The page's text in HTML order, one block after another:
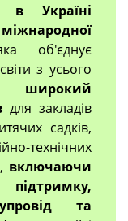
в Україні
об'єднує
з усього
широкий
для закладів
садків,
технічних
включаючи
та